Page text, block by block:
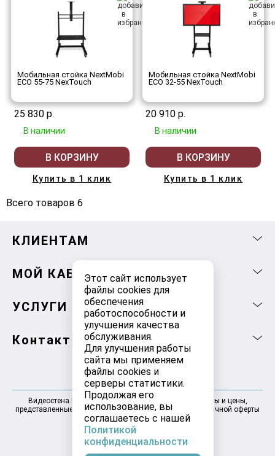
Этот сайт использует
файлы cookies для
обеспечения
работоспособности и
улучшения качества
обслуживания.
Для улучшения работы
сайта мы применяем
файлы cookies и
серверы статистики.
Продолжая его
использование, вы
соглашаетесь с нашей
Политикой
конфиденциальности
Мобильная стойка NextMobi
ECO 55-75 NexTouch
25 830 р.
В наличии
В КОРЗИНУ
Купить в 1 клик
Мобильная стойка NextMobi
ECO 32-55 NexTouch
20 910 р.
В наличии
В КОРЗИНУ
Купить в 1 клик
Всего товаров 6
КЛИЕНТАМ
МОЙ КАБИНЕТ
УСЛУГИ
Контакты
Видеостена Москва 2025-2026 © Информация, товары и цены,
представленные на сайте, не являются договором публичной оферты